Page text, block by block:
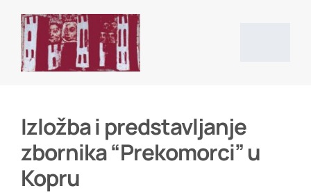
content
Vijesti
Izložba i predstavljanje
zbornika “Prekomorci” u
Kopru